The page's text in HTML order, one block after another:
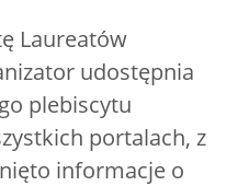
Laureatów
udostępnia
plebiscytu
portalach, z
informacje o